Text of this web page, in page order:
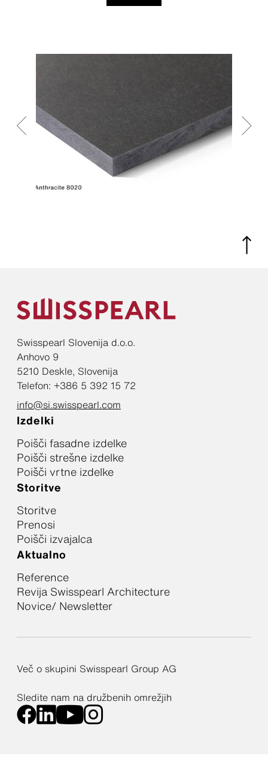
Swisspearl Slovenija d.o.o.
Anhovo 9
5210 Deskle, Slovenija
Telefon: +386 5 392 15 72
info@si.swisspearl.com
Izdelki
Poišči fasadne izdelke
Poišči strešne izdelke
Poišči vrtne izdelke
Storitve
Storitve
Prenosi
Poišči izvajalca
Aktualno
Reference
Revija Swisspearl Architecture
Novice/ Newsletter
Več o skupini Swisspearl Group AG
Sledite nam na družbenih omrežjih